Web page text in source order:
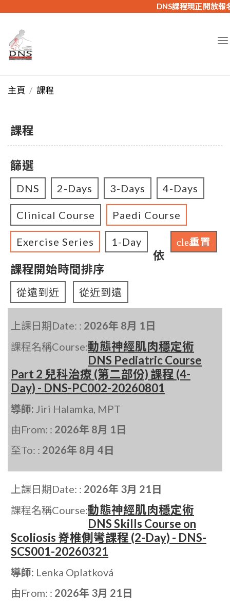
DNS課程現正開放報
主頁 課程
課程
篩選
DNS 2-Days 3-Days 4-Days
Clinical Course Paedi Course
Exercise Series 1-Day clear重置
依
課程開始時間排序
從遠到近 從近到遠
上課日期Date: : 2026年 8月 1日
課程名稱Course:動態神經肌肉穩定術
DNS Pediatric Course
Part 2 兒科治療 (第二部份) 課程 (4-
Day) - DNS-PC002-20260801
導師: Jiri Halamka, MPT
由From: : 2026年 8月 1日
至To: : 2026年 8月 4日
上課日期Date: : 2026年 3月 21日
課程名稱Course:動態神經肌肉穩定術
DNS Skills Course on
Scoliosis 脊椎側彎課程 (2-Day) - DNS-
SCS001-20260321
導師: Lenka Oplatková
由From: : 2026年 3月 21日